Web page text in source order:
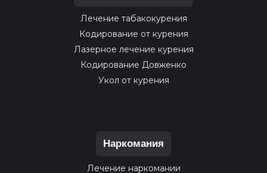
Лечение табакокурения
Кодирование от курения
Лазерное лечение курения
Кодирование Довженко
Укол от курения
Наркомания
Лечение наркомании